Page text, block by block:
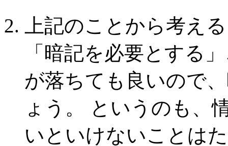
上記のことから考え
「暗記を必要とする
が落ちても良いので
ょう。 というのも、
いといけないことは